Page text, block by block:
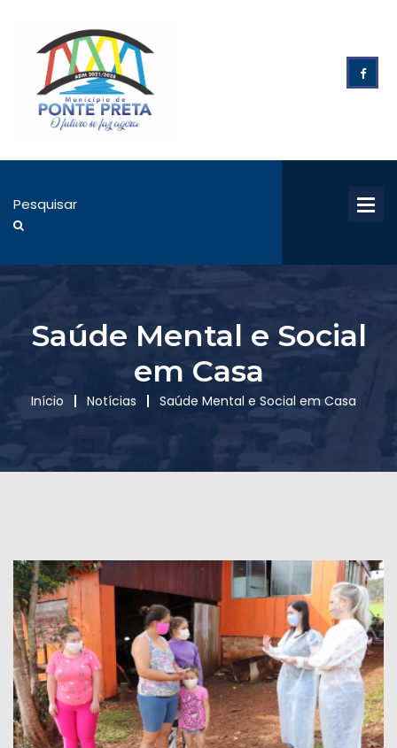
Saúde Mental e Social
em Casa
Início Notícias Saúde Mental e Social em Casa